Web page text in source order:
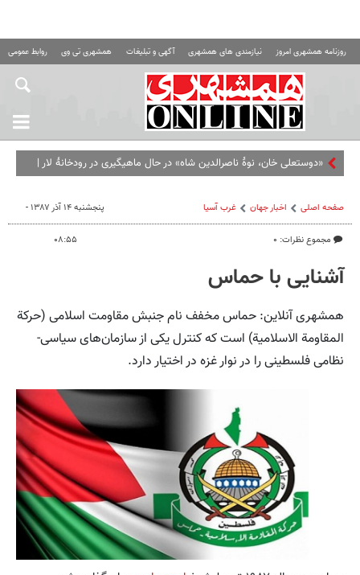
روزنامه همشهری امروز نیازمندی های همشهری آگهی و تبلیغات همشهری تی وی روابط عمومی
«دوستعلی خان، نوۀ ناصرالدین شاه» در حال ماهیگیری در رودخانۀ لار |
صفحه اصلی اخبار جهان غرب آسیا
مجموع نظرات: ۰
پنجشنبه ۱۴ آذر ۱۳۸۷ -
۰۸:۵۵
آشنایی با حماس
همشهری آنلاین: حماس مخفف نام جنبش مقاومت اسلامی (حرکة
المقاومة الاسلامیة) است که کنترل یکی از سازمان‌های سیاسی-
نظامی فلسطینی را در نوار غزه در اختیار دارد.